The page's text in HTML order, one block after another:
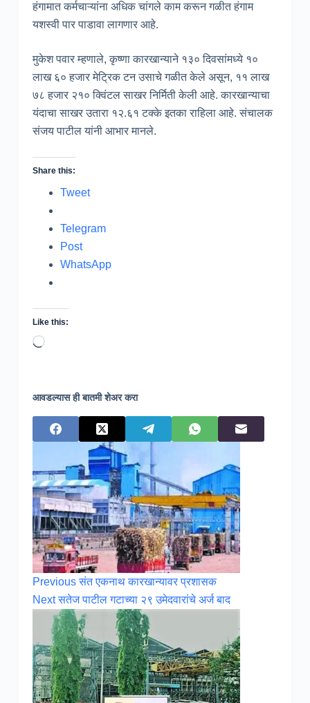
हंगामात कर्मचाऱ्यांना अधिक चांगले काम करून गळीत हंगाम
यशस्वी पार पाडावा लागणार आहे.
मुकेश पवार म्हणाले, कृष्णा कारखान्याने १३० दिवसांमध्ये १०
लाख ६० हजार मेट्रिक टन उसाचे गळीत केले असून, ११ लाख
७८ हजार २१० क्विंटल साखर निर्मिती केली आहे. कारखान्याचा
यंदाचा साखर उतारा १२.६१ टक्के इतका राहिला आहे. संचालक
संजय पाटील यांनी आभार मानले.
Share this:
Tweet
Telegram
Post
WhatsApp
Like this:
Loading…
आवडल्यास ही बातमी शेअर करा
Previousसंत एकनाथ कारखान्यावर प्रशासक
Nextसतेज पाटील गटाच्या २९ उमेदवारांचे अर्ज बाद